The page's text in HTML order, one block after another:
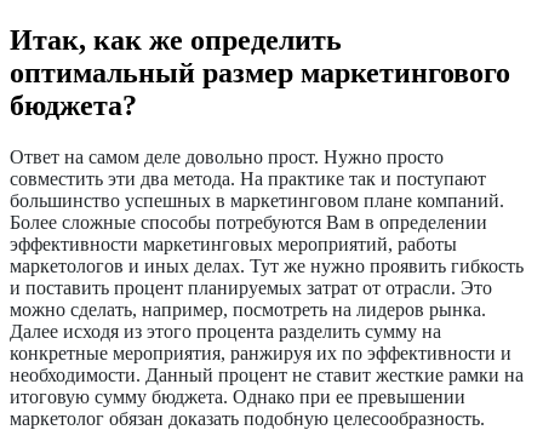
Итак, как же определить
оптимальный размер маркетингового
бюджета?
Ответ на самом деле довольно прост. Нужно просто
совместить эти два метода. На практике так и поступают
большинство успешных в маркетинговом плане компаний.
Более сложные способы потребуются Вам в определении
эффективности маркетинговых мероприятий, работы
маркетологов и иных делах. Тут же нужно проявить гибкость
и поставить процент планируемых затрат от отрасли. Это
можно сделать, например, посмотреть на лидеров рынка.
Далее исходя из этого процента разделить сумму на
конкретные мероприятия, ранжируя их по эффективности и
необходимости. Данный процент не ставит жесткие рамки на
итоговую сумму бюджета. Однако при ее превышении
маркетолог обязан доказать подобную целесообразность.